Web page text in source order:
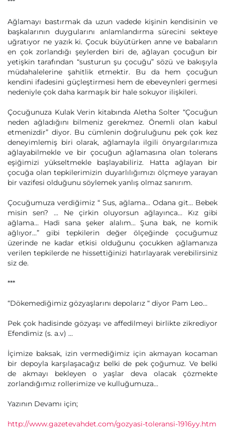
Ağlamayı bastırmak da uzun vadede kişinin kendisinin ve
başkalarının duygularını anlamlandırma sürecini sekteye
uğratıyor ne yazık ki. Çocuk büyütürken anne ve babaların
en çok zorlandığı şeylerden biri de, ağlayan çocuğun bir
yetişkin tarafından “susturun şu çocuğu” sözü ve bakışıyla
müdahalelerine şahitlik etmektir. Bu da hem çocuğun
kendini ifadesini güçleştirmesi hem de ebeveynleri germesi
nedeniyle çok daha karmaşık bir hale sokuyor ilişkileri.
Çocuğunuza Kulak Verin kitabında Aletha Solter “Çocuğun
neden ağladığını bilmeniz gerekmez. Önemli olan kabul
etmenizdir” diyor. Bu cümlenin doğruluğunu pek çok kez
deneyimlemiş biri olarak, ağlamayla ilgili önyargılarımıza
ağlayabilmekle ve bir çocuğun ağlamasına olan tolerans
eşiğimizi yükseltmekle başlayabiliriz. Hatta ağlayan bir
çocuğa olan tepkilerimizin duyarlılığımızı ölçmeye yarayan
bir vazifesi olduğunu söylemek yanlış olmaz sanırım.
Çocuğumuza verdiğimiz “ Sus, ağlama… Odana git… Bebek
misin sen? ... Ne çirkin oluyorsun ağlayınca… Kız gibi
ağlama… Hadi sana şeker alalım… Şuna bak, ne komik
ağlıyor…” gibi tepkilerin değer ölçeğinde çocuğumuz
üzerinde ne kadar etkisi olduğunu çocukken ağlamanıza
verilen tepkilerde ne hissettiğinizi hatırlayarak verebilirsiniz
siz de.
***
“Dökemediğimiz gözyaşlarını depolarız “ diyor Pam Leo…
Pek çok hadisinde gözyaşı ve affedilmeyi birlikte zikrediyor
Efendimiz (s. a.v) …
İçimize baksak, izin vermediğimiz için akmayan kocaman
bir depoyla karşılaşacağız belki de pek çoğumuz. Ve belki
de akmayı bekleyen o yaşlar deva olacak çözmekte
zorlandığımız rollerimize ve kulluğumuza…
Yazının Devamı için;
http://www.gazetevahdet.com/gozyasi-toleransi-1916yy.htm